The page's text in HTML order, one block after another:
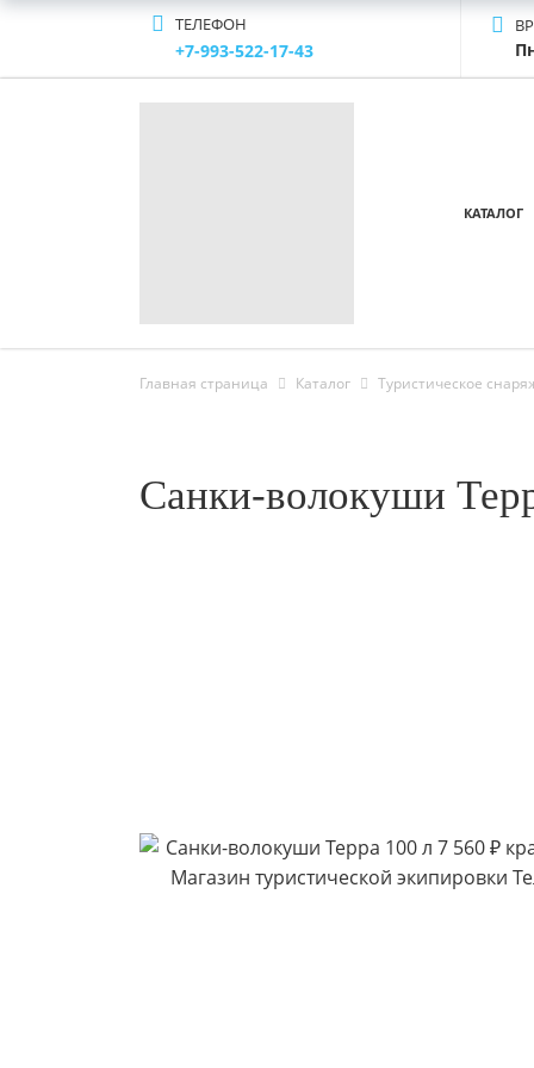
ТЕЛЕФОН
+7-993-522-17-43
КАТАЛОГ
Главная страница Каталог Туристическое
Санки-волокуши